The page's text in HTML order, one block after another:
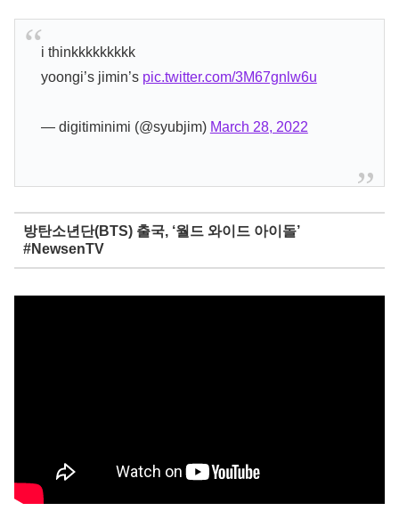
i thinkkkkkkkkk
yoongi’s jimin’s pic.twitter.com/3M67gnlw6u
— digitiminimi (@syubjim) March 28, 2022
방탄소년단(BTS) 출국, ‘월드 와이드 아이돌’
#NewsenTV